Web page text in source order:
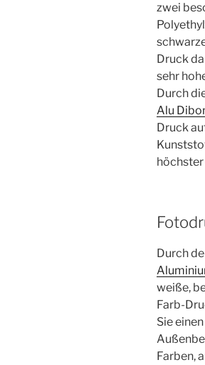
zwei
Druck
sehr
Durch
Alu
Druck
Durch
weiße,
Farb-
Sie
Farben,